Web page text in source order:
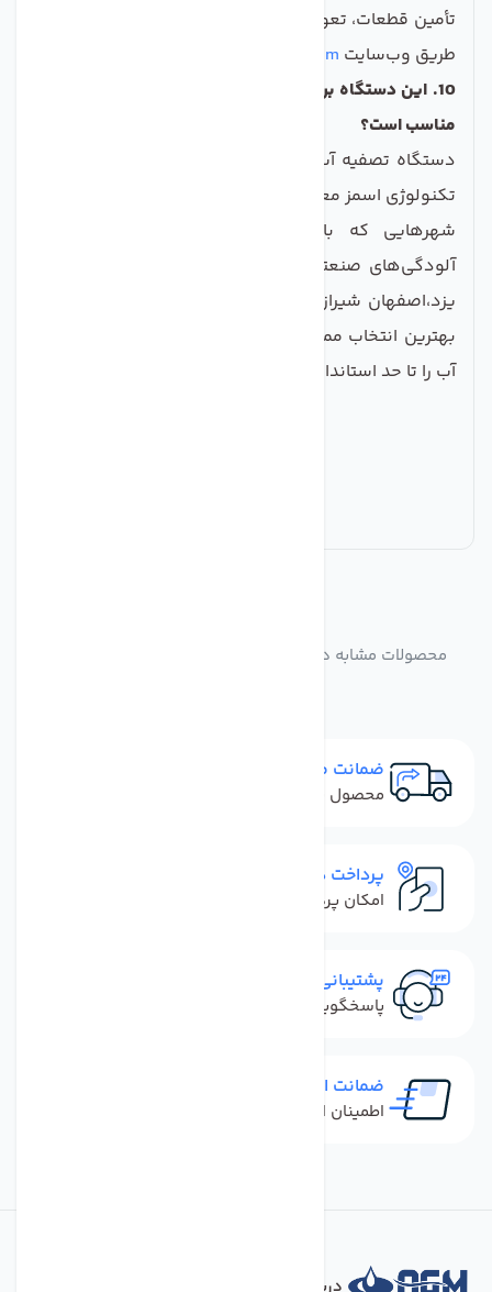
تأمین قطعات، تعویض دوره‌ای فیلترها و پشتیبانی فنی از
طریق وب‌سایت www.agmahan.com
مناسب است؟
تکنولوژی اسمز معکوس، برای تمامی مناطق ایران، به‌ویژه
شهرهایی که با مشکل سختی آب بالا، شوری یا
آلودگی‌های صنعتی و نیترات مواجه هستند (مانند قم،
یزد،اصفهان شیراز مشهد خوزستان و اکثر کلان‌شهرها)،
آب را تا حد استاندارد و مطلوب کاهش دهد.
محصولات مشابه دستگاه تصفیه آب 6 مرحله ای سی سی کا
ضمانت مرجوعی
محصول نباید آسیب دیده باشد
پرداخت در محل
امکان پرداخت کل فاکتور در محل
پشتیبانی سریع
پاسخگویی سریع به تماس‌ها و پیام‌ها
ضمانت اصل بودن کالا
اطمینان از خرید کالای اورجینال
درباره فروشگاه